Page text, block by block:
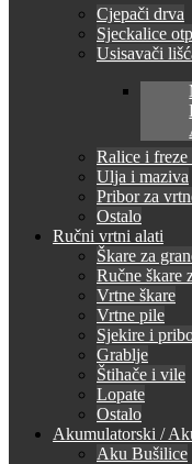
Cjepači drva
Sjeckalice
Usisavači
Ralice i freze
Ulja i maziva
Pribor za
Ostalo
Ručni vrtni alati
Škare za
Ručne škare
Vrtne škare
Vrtne pile
Sjekire i
Grablje
Štihače i vile
Lopate
Ostalo
Akumulatorski /
Aku Bušilice